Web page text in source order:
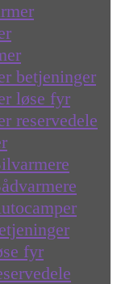
betjeninger
løse fyr
reservedele
fyr